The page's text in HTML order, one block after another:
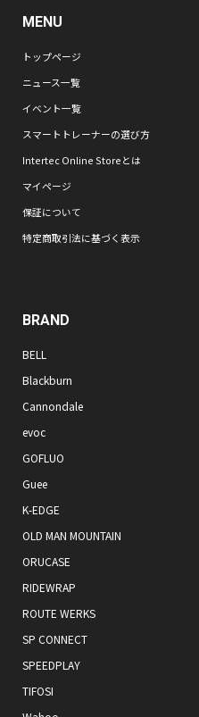
MENU
トップページ
ニュース一覧
イベント一覧
スマートトレーナーの選び方
Intertec Online Storeとは
マイページ
保証について
特定商取引法に基づく表示
BRAND
BELL
Blackburn
Cannondale
evoc
GOFLUO
Guee
K-EDGE
OLD MAN MOUNTAIN
ORUCASE
RIDEWRAP
ROUTE WERKS
SP CONNECT
SPEEDPLAY
TIFOSI